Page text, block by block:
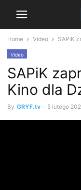
Home Video SAPiK
Video
SAPiK
Kino dla
By GRYF.tv - 5 lutego